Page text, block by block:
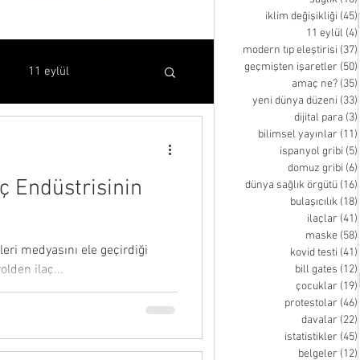
11 eylül
kovid testi bill gates
video
Endüstrisinin
medyasını ele geçirdiği
ilaç...
iklim değişikliği (45)
11 eylül (4)
modern tıp eleştirisi (37)
geçmişten işaretler (50)
amaç ne? (35)
yeni dünya düzeni (33)
dijital para (3)
bilimsel yayınlar (11)
ispanyol gribi (5)
domuz gribi (6)
dünya sağlık örgütü (16)
bulaşıcılık (18)
ilaçlar (41)
maske (58)
kovid testi (41)
bill gates (12)
çocuklar (19)
protestolar (46)
davalar (22)
istatistikler (45)
belgeler (12)